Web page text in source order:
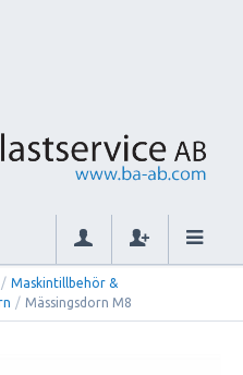
/ Maskintillbehör &
/ Mässingsdorn M8